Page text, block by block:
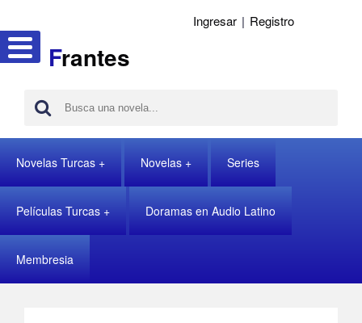
Frantes
Ingresar | Registro
Novelas Turcas Novelas Series
Películas Turcas Doramas en Audio Latino
Membresia